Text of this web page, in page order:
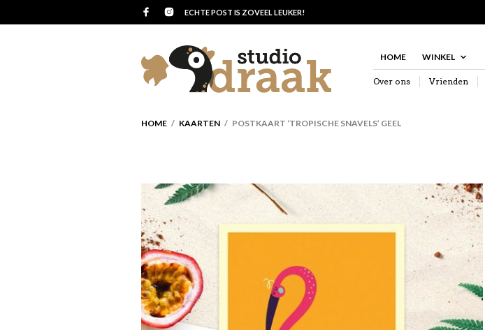
ECHTE POST IS ZOVEEL LEUKER!
HOME WINKEL
Over ons Vrienden
HOME / KAARTEN / POSTKAART ‘TROPISCHE SNAVELS’ GEEL